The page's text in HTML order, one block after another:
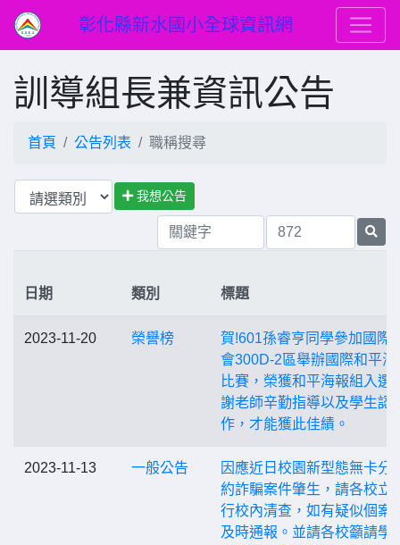
彰化縣新水國小全球資訊網
訓導組長兼資訊公告
首頁 公告列表 職稱搜尋
我想公告
日期 類別 標題
2023-11-20 榮譽榜
賀!601孫睿亨同學參加國際
會300D-2區舉辦國際和平海
比賽，榮獲和平海報組入選
謝老師辛勤指導以及學生認
作，才能獲此佳績。
2023-11-13 一般公告
因應近日校園新型態無卡分
約詐騙案件肇生，請各校立
行校內清查，如有疑似個案
及時通報。並請各校籲請學